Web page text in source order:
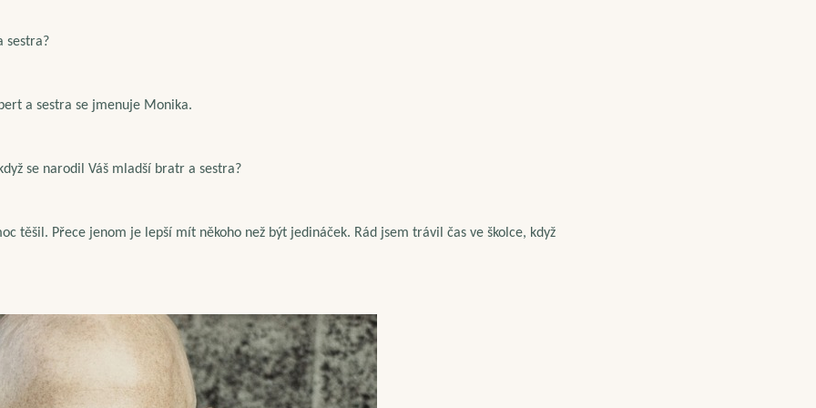
sestra?
a sestra se jmenuje Monika.
se narodil Váš mladší bratr a sestra?
těšil. Přece jenom je lepší mít někoho než být jedináček. Rád jsem trávil čas ve školce, když